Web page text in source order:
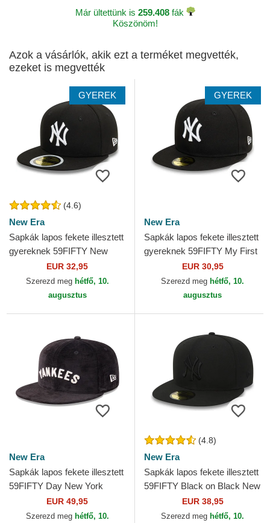
Már ültettünk is 259.408fák
Köszönöm!
Azok a vásárlók, akik ezt a terméket megvették,
ezeket is megvették
GYEREK
(4.6)
New Era
Sapkák lapos fekete illesztett
gyereknek 59FIFTY New
York Yankees MLB New Era
EUR 32,95
Szerezd meg hétfő, 10.
augusztus
GYEREK
New Era
Sapkák lapos fekete illesztett
gyereknek 59FIFTY My First
New York Yankees MLB New
EUR 30,95
Szerezd meg hétfő, 10.
augusztus
New Era
Sapkák lapos fekete illesztett
59FIFTY Day New York
Yankees MLB New Era
EUR 49,95
Szerezd meg hétfő, 10.
(4.8)
New Era
Sapkák lapos fekete illesztett
59FIFTY Black on Black New
York Yankees MLB New Era
EUR 38,95
Szerezd meg hétfő, 10.